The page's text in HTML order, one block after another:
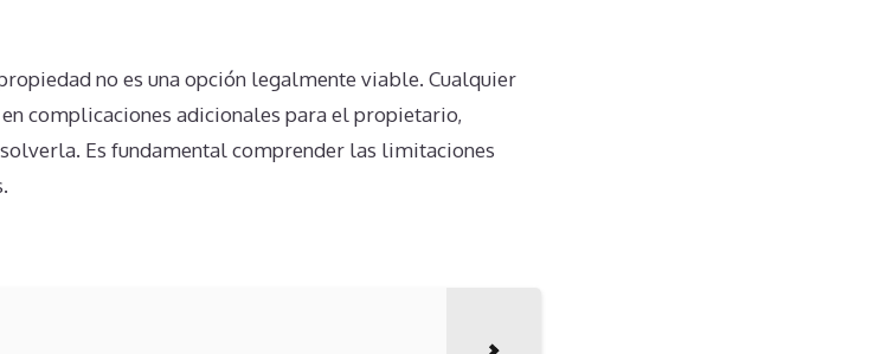
no es una opción legalmente viable. Cualquier
complicaciones adicionales para el propietario,
Es fundamental comprender las limitaciones